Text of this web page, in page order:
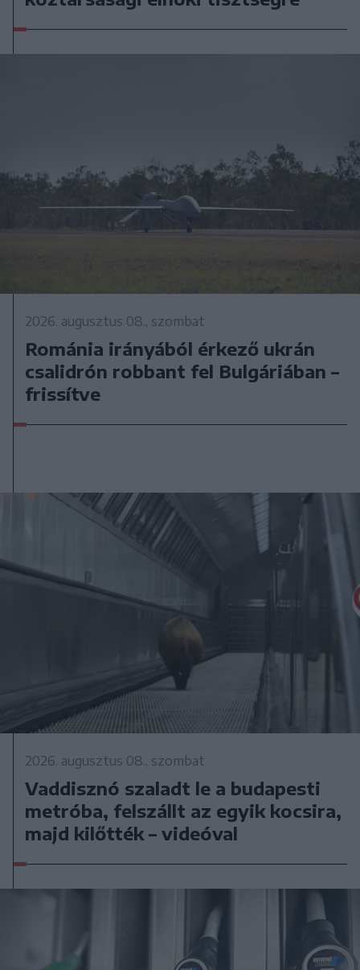
2026. augusztus 08., szombat
Románia irányából érkező ukrán
csalidrón robbant fel Bulgáriában –
frissítve
2026. augusztus 08., szombat
Vaddisznó szaladt le a budapesti
metróba, felszállt az egyik kocsira,
majd kilőtték – videóval